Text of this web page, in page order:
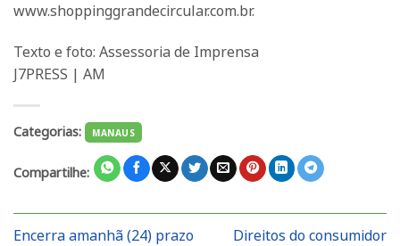
www.shoppinggrandecircular.com.br.
Texto e foto: Assessoria de Imprensa
J7PRESS | AM
Categorias: MANAUS
Compartilhe:
Encerra amanhã (24) prazo
Direitos do consumidor